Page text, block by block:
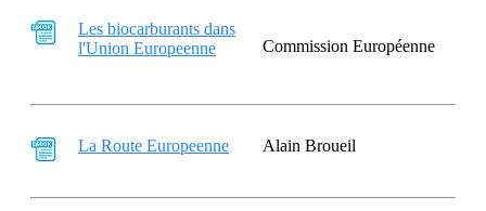
Les biocarburants dans
l'Union Europeenne
Commission Européenne
La Route Europeenne Alain Broueil